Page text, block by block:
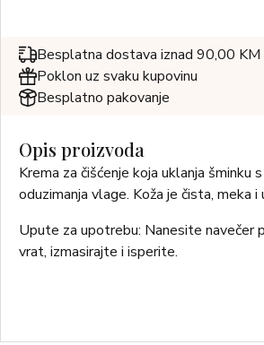
Besplatna dostava iznad 90,00 KM
Poklon uz svaku kupovinu
Besplatno pakovanje
Opis proizvoda
Krema za čišćenje koja uklanja šminku
oduzimanja vlage. Koža je čista, meka i
Upute za upotrebu: Nanesite navečer
vrat, izmasirajte i isperite.